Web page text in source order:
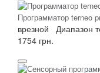
Программатор terneo
врезной
Диапазон
1754 грн.